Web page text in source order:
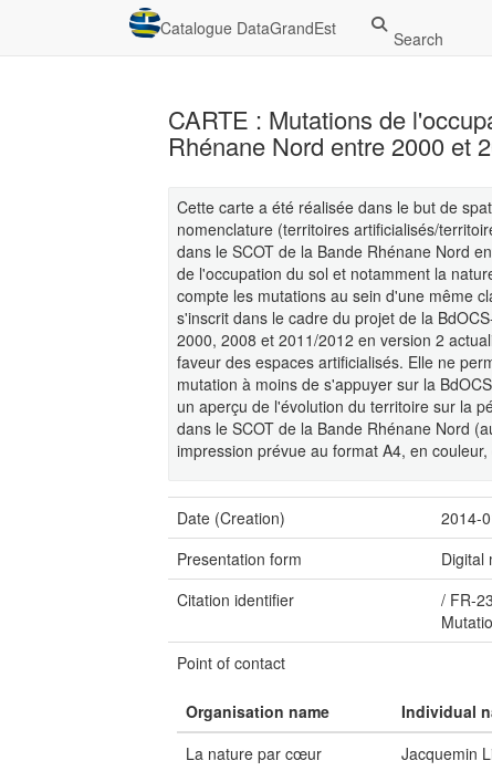
Catalogue DataGrandEst Search
CARTE : Mutations de
Rhénane Nord entre 2000 et
Cette carte a été réalisée dans le but de
nomenclature (territoires artificialisés/
dans le SCOT de la Bande Rhénane Nord
de l'occupation du sol et notamment la
compte les mutations au sein d'une même
s'inscrit dans le cadre du projet de la
2000, 2008 et 2011/2012 en version 2
faveur des espaces artificialisés. Elle ne
mutation à moins de s'appuyer sur la
un aperçu de l'évolution du territoire sur la
dans le SCOT de la Bande Rhénane Nord
impression prévue au format A4, en
Date (Creation)
2014-
Presentation form
Digital
Citation identifier
/ FR-
Point of contact
Organisation name Individual
La nature par cœur
Jacquemin